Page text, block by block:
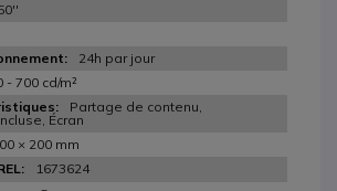
24h par jour
- 700 cd/m²
Partage de contenu,
Écran
× 200 mm
1673624